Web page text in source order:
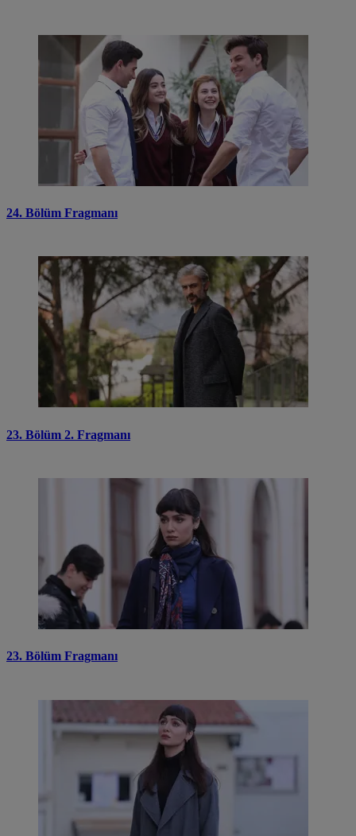
24. Bölüm Fragmanı
23. Bölüm 2. Fragmanı
23. Bölüm Fragmanı